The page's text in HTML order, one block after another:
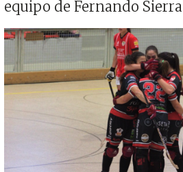
equipo de Fernando Sierra
Imagen